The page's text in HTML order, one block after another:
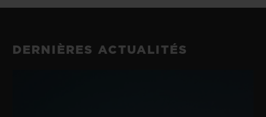
DERNIÈRES ACTUALITÉS